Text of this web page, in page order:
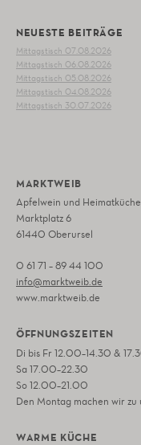
NEUESTE BEITRÄGE
Mittagstisch 07.08.2026
Mittagstisch 06.08.2026
Mittagstisch 05.08.2026
Mittagstisch 04.08.2026
Mittagstisch 30.07.2026
MARKTWEIB
Apfelwein und Heimatküche
Marktplatz 6
61440 Oberursel
0 61 71 – 89 44 100
info@marktweib.de
www.marktweib.de
ÖFFNUNGSZEITEN
Di bis Fr 12.00–14.30 &
Sa 17.00–22.30
So 12.00–21.00
Den Montag machen wir
WARME KÜCHE